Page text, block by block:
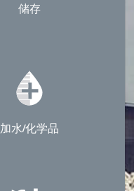
储存
加水/化学品